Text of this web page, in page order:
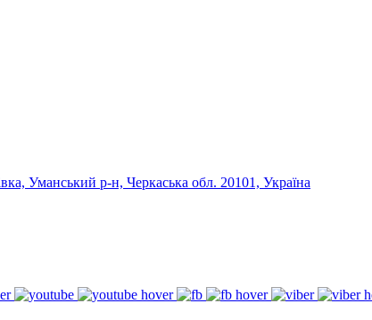
Уманський р-н, Черкаська обл. 20101, Україна